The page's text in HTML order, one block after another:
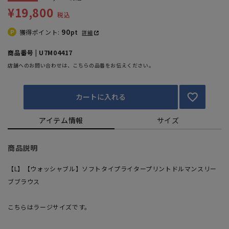
¥19,800 税込
獲得ポイント: 90pt 詳細
商品番号 | U7M04417
店舗へのお問い合わせは、こちらの品番をお伝えください。
カートに入れる
アイテム情報 サイズ
商品説明
【L】【ウォッシャブル】ソフトタイプライタープリントドルマンスリー
ブブラウス
こちらはラージサイズです。